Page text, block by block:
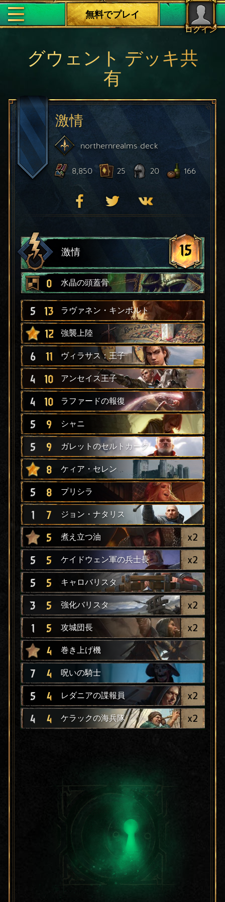
ログイン
無料でプレイ
グウェント デッキ共
有
激情
northernrealmsdeck
8,850 25 20 166
激情 15
0 水晶の頭蓋骨
5 13 ラヴァネン・キンボルト
12 強襲上陸
6 11 ヴィラサス：王子
4 10 アンセイス王子
4 10 ラファードの報復
5 9 シャニ
5 9 ガレットのセルトカーク
8 ケィア・セレン
5 8 プリシラ
1 7 ジョン・ナタリス
5 煮え立つ油 x2
5 5 ケイドウェン軍の兵士長 x2
5 5 キャロバリスタ
3 5 強化バリスタ x2
1 5 攻城団長 x2
4 巻き上げ機
7 4 呪いの騎士
5 4 レダニアの諜報員 x2
4 4 ケラックの海兵隊 x2